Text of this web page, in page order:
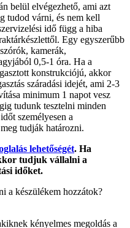
belül elvégezhető, ami azt
tudod várni, és nem kell
idő függ a hiba
Egy egyszerűbb
kamerák,
0,5-1 óra. Ha a
konstrukciójú, akkor
száradási idejét, ami 2-3
minimum 1 napot vesz
tudunk tesztelni minden
személyesen a
tudják határozni.
lehetőségét. Ha
tudjuk vállalni a
időket.
a készülékem hozzátok?
kényelmes megoldás a